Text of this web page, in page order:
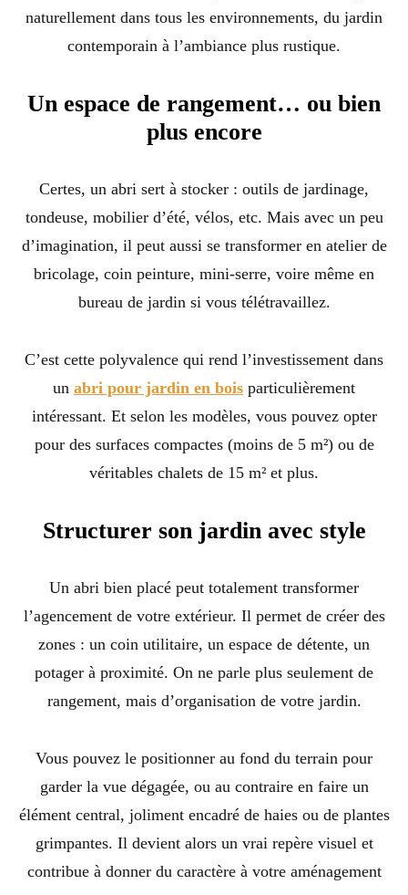
naturellement dans tous les environnements, du jardin
contemporain à l’ambiance plus rustique.
Un espace de rangement… ou bien
plus encore
Certes, un abri sert à stocker : outils de jardinage,
tondeuse, mobilier d’été, vélos, etc. Mais avec un peu
d’imagination, il peut aussi se transformer en atelier de
bricolage, coin peinture, mini-serre, voire même en
bureau de jardin si vous télétravaillez.
C’est cette polyvalence qui rend l’investissement dans
un abri pour jardin en bois particulièrement
intéressant. Et selon les modèles, vous pouvez opter
pour des surfaces compactes (moins de 5 m²) ou de
véritables chalets de 15 m² et plus.
Structurer son jardin avec style
Un abri bien placé peut totalement transformer
l’agencement de votre extérieur. Il permet de créer des
zones : un coin utilitaire, un espace de détente, un
potager à proximité. On ne parle plus seulement de
rangement, mais d’organisation de votre jardin.
Vous pouvez le positionner au fond du terrain pour
garder la vue dégagée, ou au contraire en faire un
élément central, joliment encadré de haies ou de plantes
grimpantes. Il devient alors un vrai repère visuel et
contribue à donner du caractère à votre aménagement